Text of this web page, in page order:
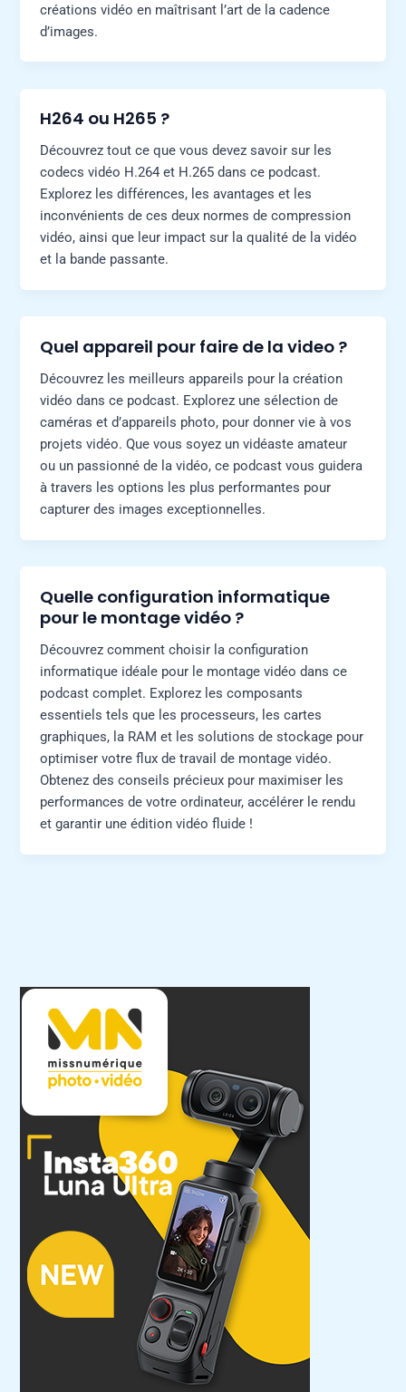
créations vidéo en maîtrisant l’art de la cadence
d’images.
H264 ou H265 ?
Découvrez tout ce que vous devez savoir sur les
codecs vidéo H.264 et H.265 dans ce podcast.
Explorez les différences, les avantages et les
inconvénients de ces deux normes de compression
vidéo, ainsi que leur impact sur la qualité de la vidéo
et la bande passante.
Quel appareil pour faire de la video ?
Découvrez les meilleurs appareils pour la création
vidéo dans ce podcast. Explorez une sélection de
caméras et d’appareils photo, pour donner vie à vos
projets vidéo. Que vous soyez un vidéaste amateur
ou un passionné de la vidéo, ce podcast vous guidera
à travers les options les plus performantes pour
capturer des images exceptionnelles.
Quelle configuration informatique
pour le montage vidéo ?
Découvrez comment choisir la configuration
informatique idéale pour le montage vidéo dans ce
podcast complet. Explorez les composants
essentiels tels que les processeurs, les cartes
graphiques, la RAM et les solutions de stockage pour
optimiser votre flux de travail de montage vidéo.
Obtenez des conseils précieux pour maximiser les
performances de votre ordinateur, accélérer le rendu
et garantir une édition vidéo fluide !